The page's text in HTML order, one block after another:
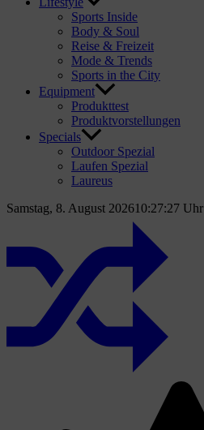
Sports Inside
Body & Soul
Reise & Freizeit
Mode & Trends
Sports in the City
Equipment
Produkttest
Produktvorstellungen
Specials
Outdoor Spezial
Laufen Spezial
Laureus
Samstag, 8. August 202610:27:28 Uhr